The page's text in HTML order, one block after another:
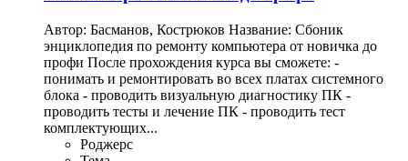
Автор: Басманов, Кострюков Название: Сбоник
энциклопедия по ремонту компьютера от новичка до
профи После прохождения курса вы сможете: -
понимать и ремонтировать во всех платах системного
блока - проводить визуальную диагностику ПК -
проводить тесты и лечение ПК - проводить тест
комплектующих...
Роджерc